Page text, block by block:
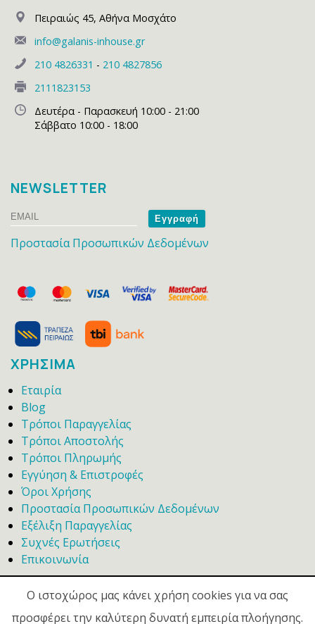
Πειραιώς 45, Αθήνα Μοσχάτο
info@galanis-inhouse.gr
210 4826331 - 210 4827856
2111823153
Δευτέρα - Παρασκευή 10:00 - 21:00
Σάββατο 10:00 - 18:00
NEWSLETTER
Email
Name
Προστασία Προσωπικών Δεδομένων
ΧΡΗΣΙΜΑ
Εταιρία
Blog
Τρόποι Παραγγελίας
Τρόποι Αποστολής
Τρόποι Πληρωμής
Εγγύηση & Επιστροφές
Όροι Χρήσης
Προστασία Προσωπικών Δεδομένων
Εξέλιξη Παραγγελίας
Συχνές Ερωτήσεις
Επικοινωνία
Ο ιστοχώρος μας κάνει χρήση cookies για να σας
προσφέρει την καλύτερη δυνατή εμπειρία πλοήγησης.